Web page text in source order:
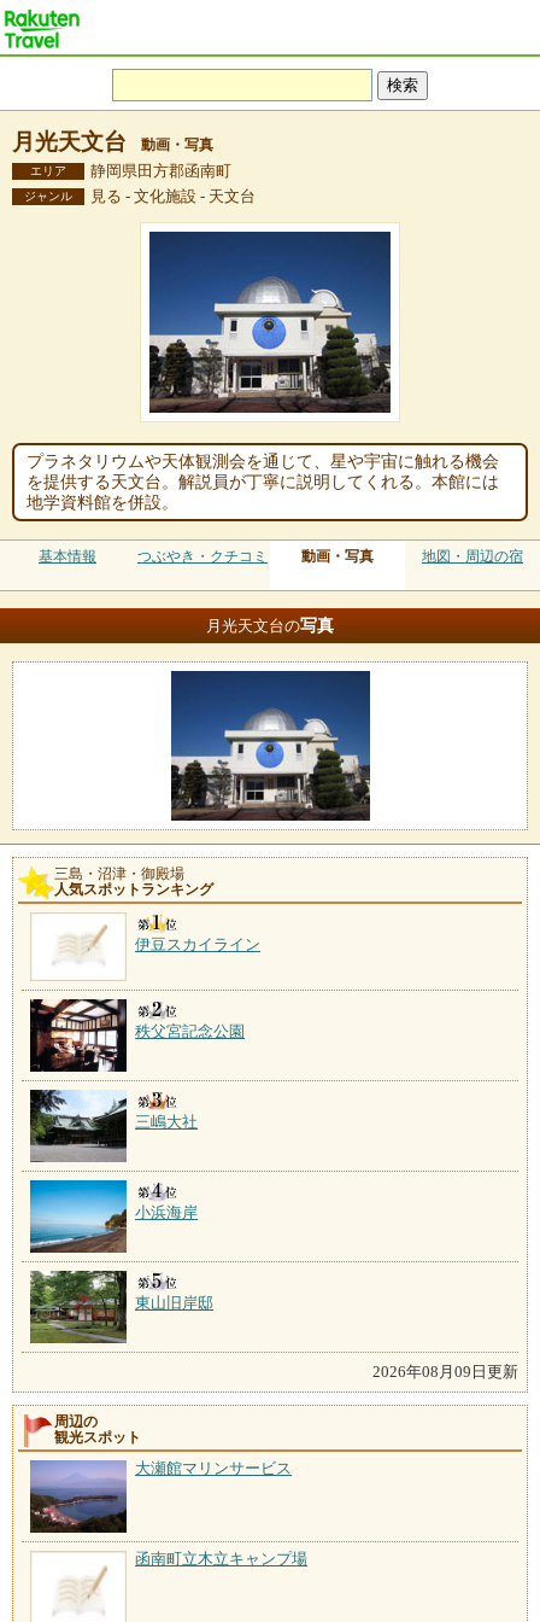
月光天文台 動画・写真
エリア 静岡県田方郡函南町
ジャンル 見る - 文化施設 - 天文台
プラネタリウムや天体観測会を通じて、星や宇宙に触れる機会
を提供する天文台。解説員が丁寧に説明してくれる。本館には
地学資料館を併設。
基本情報 つぶやき・クチコミ 動画・写真 地図・周辺の宿
月光天文台の写真
三島・沼津・御殿場
人気スポットランキング
伊豆スカイライン
秩父宮記念公園
三嶋大社
小浜海岸
東山旧岸邸
2026年08月09日更新
周辺の
観光スポット
大瀬館マリンサービス
函南町立木立キャンプ場